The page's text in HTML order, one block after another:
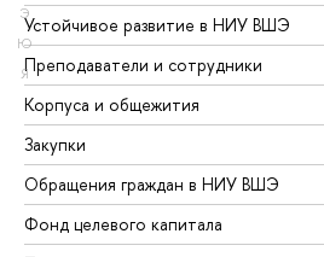
Э
Ю
Я
Устойчивое развитие в НИУ ВШЭ
Преподаватели и сотрудники
Корпуса и общежития
Закупки
Обращения граждан в НИУ ВШЭ
Фонд целевого капитала